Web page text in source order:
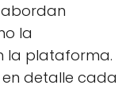
abordan
la
la plataforma.
detalle cada